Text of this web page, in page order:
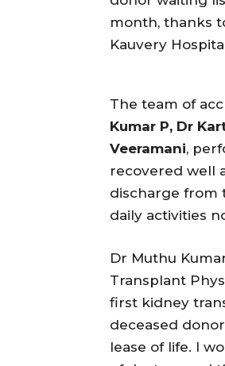
month, thanks
Kauvery
The team of
Kumar P, Dr
Veeramani,
recovered well
discharge from
daily activities
Dr Muthu
Transplant
first kidney
deceased
lease of life. I